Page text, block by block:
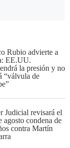
Rubio advierte a
EE.UU.
la presión y no
“válvula de
Judicial revisará el
agosto condena de
contra Martín